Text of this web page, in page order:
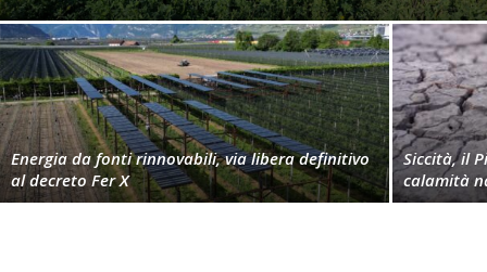
Energia da fonti rinnovabili, via libera definitivo
al decreto Fer X
Siccità, il
calamità